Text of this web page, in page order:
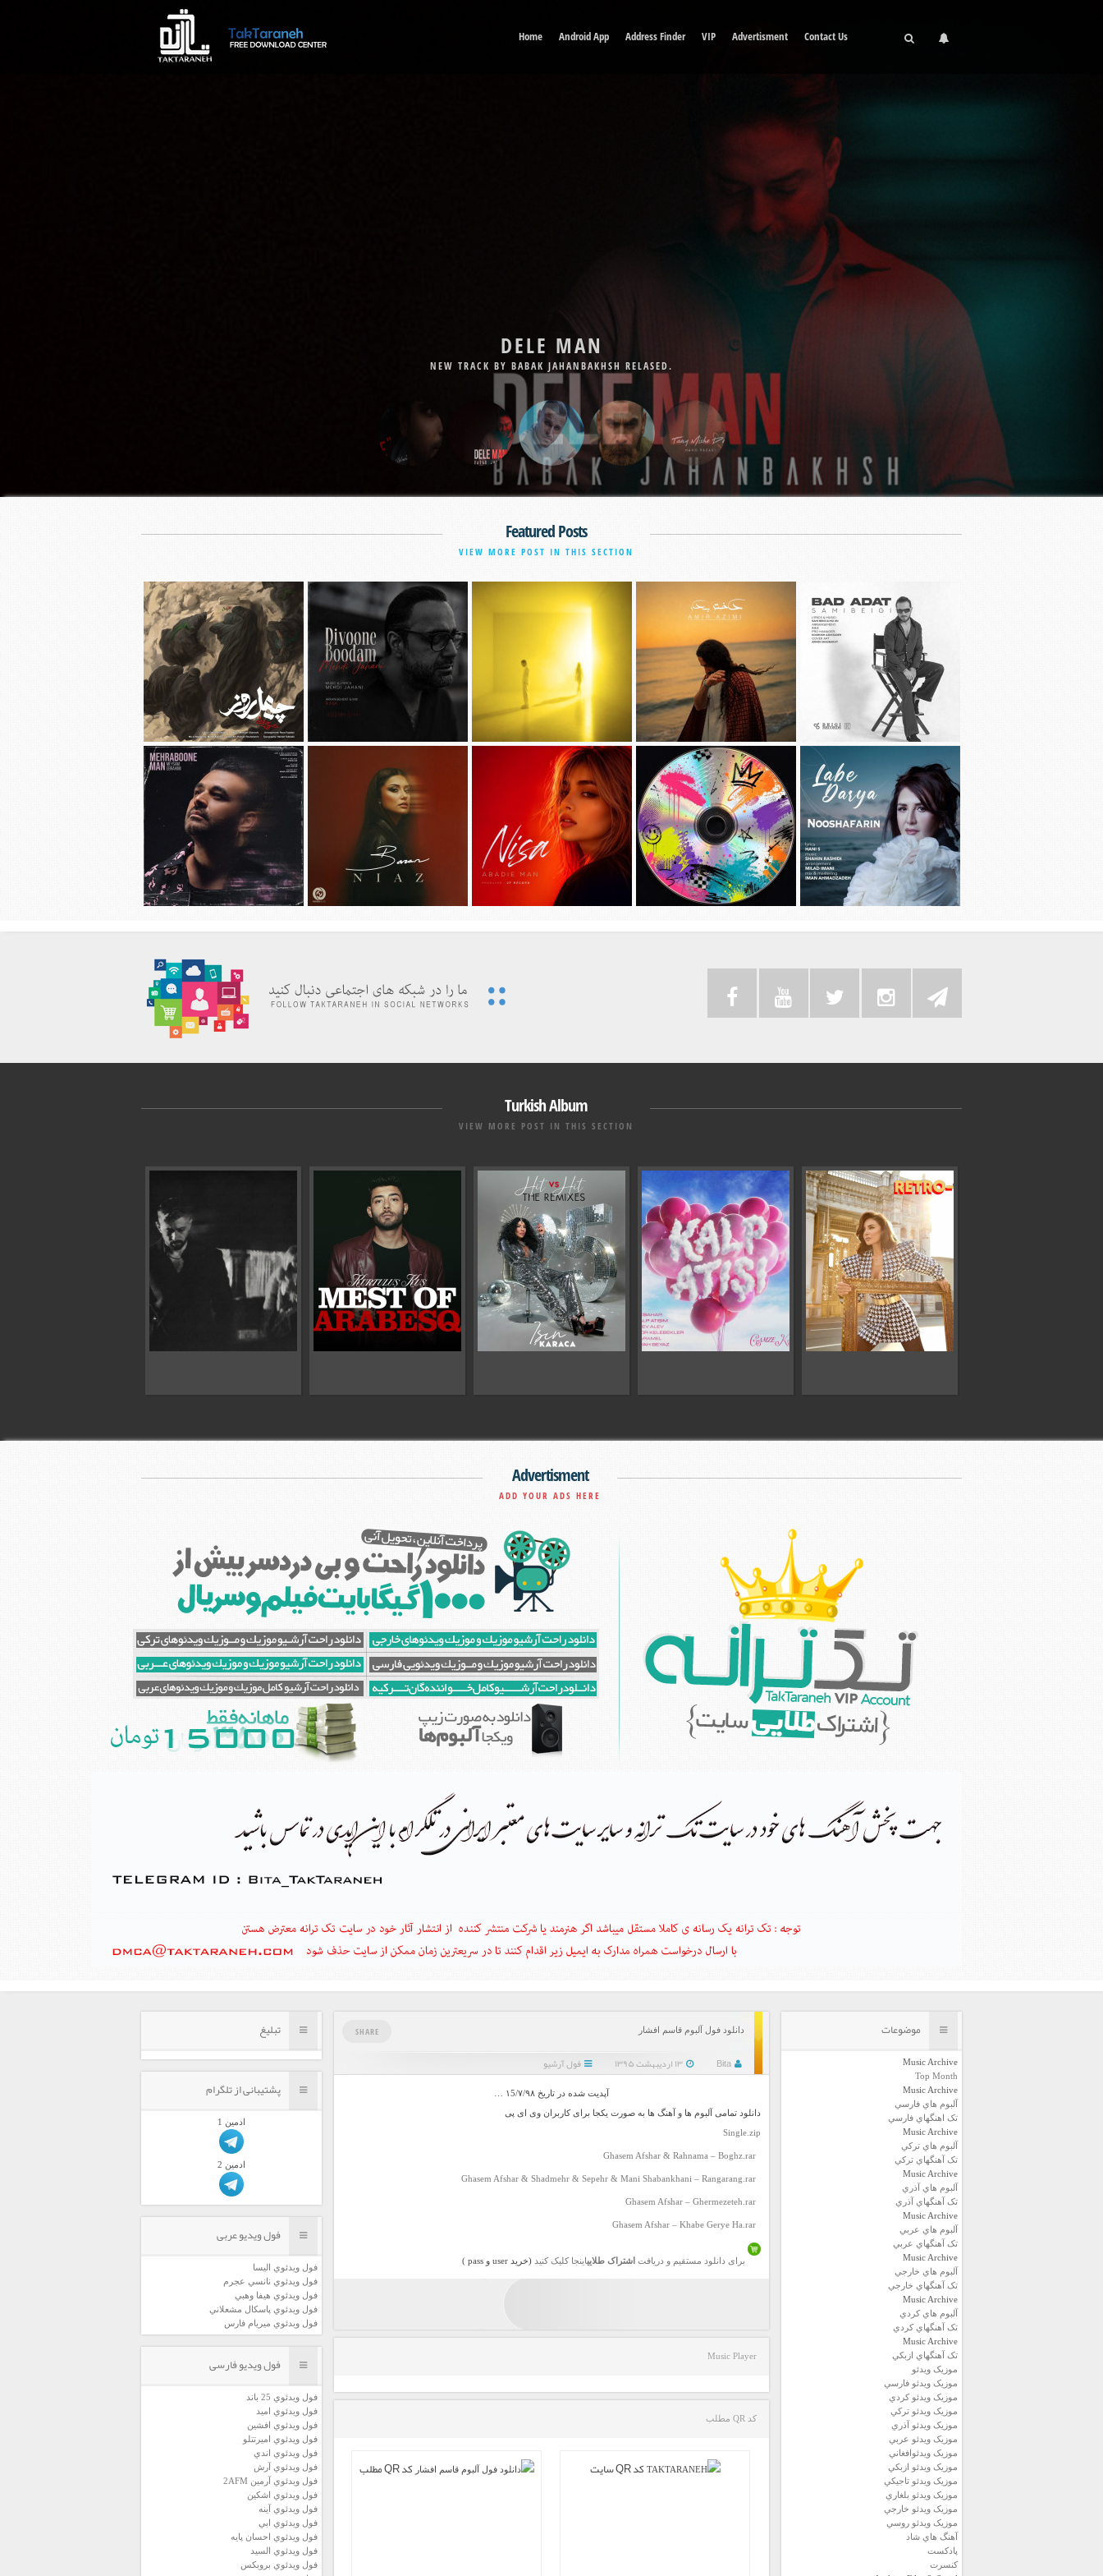
Home Android App Address Finder VIP Advertisment Contact Us
DELE MAN
NEW TRACK BY BABAK JAHANBAKHSH RELASED.
Featured Posts
VIEW MORE POST IN THIS SECTION
دانلود آهنگ جديد محسن چاوشی به نام
چهل روز
دانلود آهنگ جديد مهدی جهانی به نام
دیوونه بودم
دانلود آهنگ جديد سیجل و سوگند به نام
وقتی رفت
دانلود آهنگ جديد امیر عظیمی به نام
دختر بندر
دانلود آهنگ جديد سامی بیگی به نام بد
عادت
مهربون من
Turkish Album
VIEW MORE POST IN THIS SECTION
Advertisment
ADD YOUR ADS HERE
موضوعات
Music Archive
Top Month
Music Archive
آلبوم هاي فارسي
تک اهنگهاي فارسي
Music Archive
آلبوم هاي ترکي
تک آهنگهاي ترکي
Music Archive
آلبوم هاي آذري
تک آهنگهاي آذري
Music Archive
آلبوم هاي عربي
تک آهنگهاي عربي
Music Archive
آلبوم هاي خارجي
تک آهنگهاي خارجي
Music Archive
آلبوم هاي کردي
تک آهنگهاي کردي
Music Archive
تک آهنگهاي ازبکي
موزيک ويدئو
موزيک ويدئو فارسي
موزيک ويدئو كردي
موزيک ويدئو تركي
موزيک ويدئو آذري
موزيک ويدئو عربي
موزيک ويدئوافغاني
موزيک ويدئو ازبكي
موزيک ويدئو تاجيكي
موزيک ويدئو بلغاري
موزيک ويدئو خارجي
موزيک ويدئو روسي
آهنگ هاي شاد
پادكست
كنسرت
دانلود فول آلبوم قاسم افشار
Bita ۱۳ اردیبهشت ۱۳۹۵ فول آرشیو
SHARE
آپدیت شده در تاریخ ۱5/۷/۹۸ …
دانلود تمامی آلبوم ها و آهنگ ها به صورت یکجا برای کاربران وی ای پی
Single.zip
Ghasem Afshar & Rahnama – Boghz.rar
Ghasem Afshar & Shadmehr & Sepehr & Mani Shabankhani – Rangarang.rar
Ghasem Afshar – Ghermezeteh.rar
Ghasem Afshar – Khabe Gerye Ha.rar
برای دانلود مستقیم و دریافت اشتراک طلاییاینجا کلیک کنید (خرید user و pass )
Music Player
کد QR مطلب
کد QR مطلب کد QR سایت
تبلیغ
پشتیبانی از تلگرام
ادمين 1
ادمين 2
فول ویدیو عربی
فول ويدئوي اليسا
فول ويدئوي نانسي عجرم
فول ويدئوي هيفا وهبي
فول ويدئوي پاسكال مشعلاني
فول ويدئوي ميريام فارس
فول ویدیو فارسی
فول ويدئوي 25 باند
فول ويدئوي اميد
فول ويدئوي افشين
فول ويدئوي اميرتتلو
فول ويدئوي اندي
فول ويدئوي آرش
فول ويدئوي آرمين 2AFM
فول ويدئوي اشكين
فول ويدئوي آينه
فول ويدئوي ابي
فول ويدئوي احسان پايه
فول ويدئوي السيد
فول ويدئوي بروبكس